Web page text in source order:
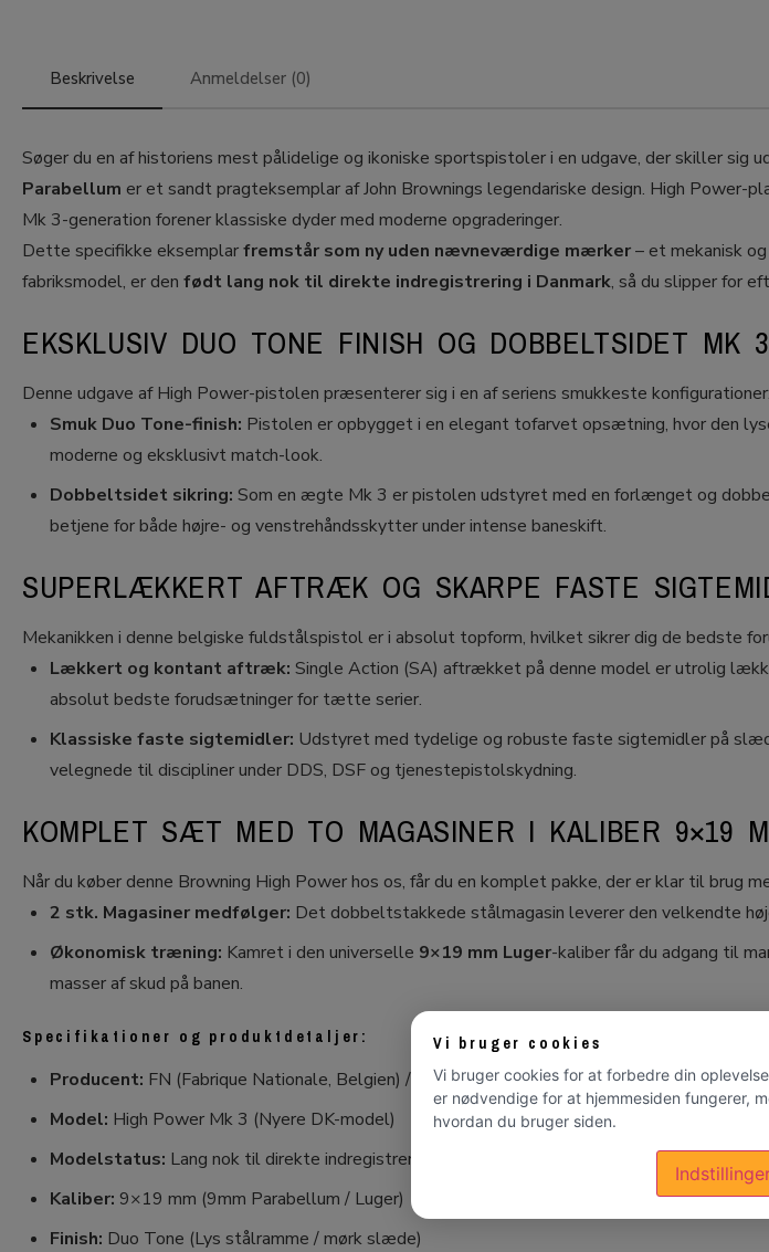
Beskrivelse Anmeldelser (0)
Søger du en af historiens mest pålidelige og ikoniske sportspistoler i en udgave, der skiller sig
Parabellum er et sandt pragteksemplar af John Brownings legendariske design. High Power-
Mk 3-generation forener klassiske dyder med moderne opgraderinger.
Dette specifikke eksemplarfremstår som ny uden nævneværdige mærker– et mekanisk
fabriksmodel, er den født lang nok til direkte indregistrering i Danmark, så du slipper for
EKSKLUSIV DUO TONE FINISH OG DOBBELTSIDET MK
Denne udgave af High Power-pistolen præsenterer sig i en af seriens smukkeste konfigurationer:
Smuk Duo Tone-finish: Pistolen er opbygget i en elegant tofarvet opsætning, hvor den
moderne og eksklusivt match-look.
Dobbeltsidet sikring: Som en ægte Mk 3 er pistolen udstyret med en forlænget og
betjene for både højre- og venstrehåndsskytter under intense baneskift.
SUPERLÆKKERT AFTRÆK OG SKARPE FASTE
Mekanikken i denne belgiske fuldstålspistol er i absolut topform, hvilket sikrer dig de bedste
Lækkert og kontant aftræk: Single Action (SA) aftrækket på denne model er utrolig
absolut bedste forudsætninger for tætte serier.
Klassiske faste sigtemidler: Udstyret med tydelige og robuste faste sigtemidler på
velegnede til discipliner under DDS, DSF og tjenestepistolskydning.
KOMPLET SÆT MED TO MAGASINER I KALIBER 9×19
Når du køber denne Browning High Power hos os, får du en komplet pakke, der er klar til brug
2 stk. Magasiner medfølger: Det dobbeltstakkede stålmagasin leverer den velkendte
Økonomisk træning: Kamret i den universelle 9×19 mm Luger-kaliber får du adgang til
masser af skud på banen.
Specifikationer og produktdetaljer:
Producent: FN (Fabrique Nationale, Belgien) / Browning
Model: High Power Mk 3 (Nyere DK-model)
Modelstatus: Lang nok til direkte indregistrering i Danmark
Kaliber: 9×19 mm (9mm Parabellum / Luger)
Finish: Duo Tone (Lys stålramme / mørk slæde)
Vi bruger cookies
Vi bruger cookies for at forbedre din
er nødvendige for at hjemmesiden fungerer,
hvordan du bruger siden.